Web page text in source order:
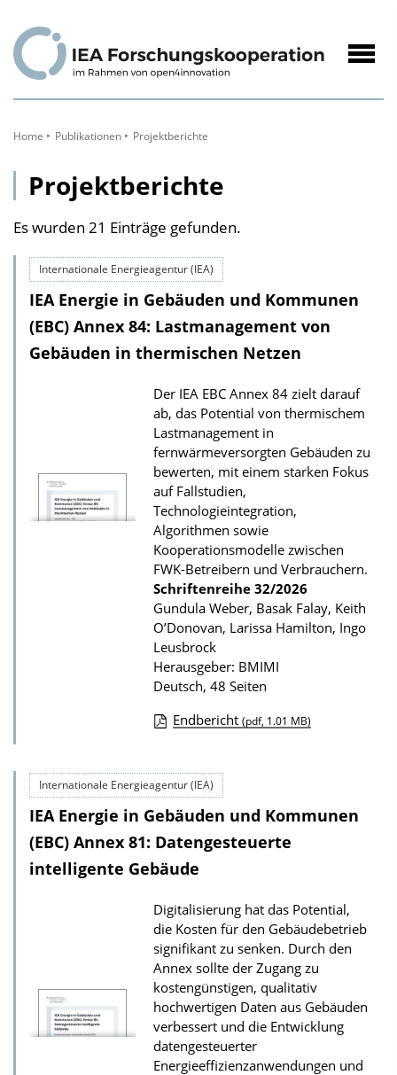
Inhalt
Home Publikationen Projektberichte
Projektberichte
Es wurden 21 Einträge gefunden.
Internationale Energieagentur (IEA)
IEA Energie in Gebäuden und Kommunen
(EBC) Annex 84: Lastmanagement von
Gebäuden in thermischen Netzen
Der IEA EBC Annex 84 zielt darauf
ab, das Potential von thermischem
Lastmanagement in
fernwärmeversorgten Gebäuden zu
bewerten, mit einem starken Fokus
auf Fallstudien,
Technologieintegration,
Algorithmen sowie
Kooperationsmodelle zwischen
FWK-Betreibern und Verbrauchern.
Schriftenreihe 32/2026
Gundula Weber, Basak Falay, Keith
O’Donovan, Larissa Hamilton, Ingo
Leusbrock
Herausgeber: BMIMI
Deutsch, 48 Seiten
w
n
l
o
d
s
z
u
r
P
u
Endbericht (pdf, 1.01 MB)
Internationale Energieagentur (IEA)
IEA Energie in Gebäuden und Kommunen
(EBC) Annex 81: Datengesteuerte
intelligente Gebäude
Digitalisierung hat das Potential,
die Kosten für den Gebäudebetrieb
signifikant zu senken. Durch den
Annex sollte der Zugang zu
kostengünstigen, qualitativ
hochwertigen Daten aus Gebäuden
verbessert und die Entwicklung
datengesteuerter
Energieeffizienzanwendungen und